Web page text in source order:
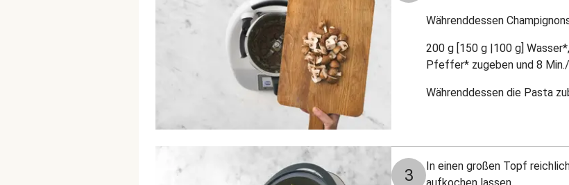
Währenddessen
200 g [150 g |100 g]
Pfeffer* zugeben und 8
Währenddessen die Pasta
3 In einen großen Topf